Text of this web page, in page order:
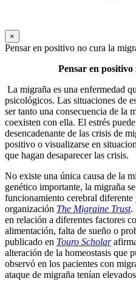
×
Pensar en positivo no cura la
Pensar en
La migraña es una enfermedad
psicológicos. Las situaciones de
ser tanto una consecuencia de la
coexisten con ella. El estrés
desencadenante de las crisis de
positivo o visualizarse en
que hagan desaparecer las crisis.
No existe una única causa de la
genético importante, la migraña
funcionamiento cerebral
organización The Migraine Trust.
en relación a diferentes factores
alimentación, falta de sueño o
publicado en Touro Scholar
alteración de la homeostasis que
observó en los pacientes con
ataque de migraña tenían